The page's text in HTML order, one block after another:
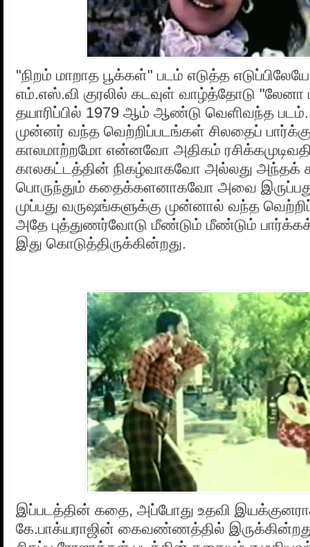
"நிறம் மாறாத பூக்கள்" படம் எடுத்த
எம்.எஸ்.வி குரலில் கடவுள் வாழ்த்தோடு
தயாரிப்பில் 1979 ஆம் ஆண்டு வெளிவந்த
முன்னர் வந்த வெற்றிப்படங்கள் சிலதைப்
காலமாற்றமோ என்னவோ அதிகம்
காலகட்டத்தின் நிகழ்வாகவோ அல்லது அந்தக்
பொருந்தும் கதைக்களனாகவோ அவை
முப்பது வருஷங்களுக்கு முன்னால் வந்த
அதே புத்துணர்வோடு மீண்டும் மீண்டும் பார்க்கக்
இது கொடுத்திருக்கின்றது.
இப்படத்தின் கதை, அப்போது உதவி
கே.பாக்யராஜின் கைவண்ணத்தில்